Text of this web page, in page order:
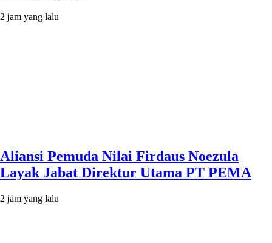
2 jam yang lalu
Aliansi Pemuda Nilai Firdaus Noezula
Layak Jabat Direktur Utama PT PEMA
2 jam yang lalu